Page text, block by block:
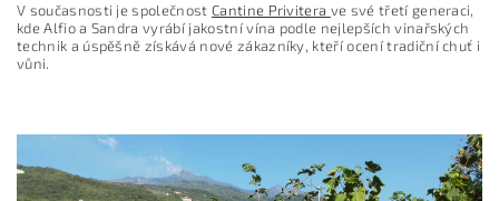
V současnosti je společnost Cantine Privitera ve své třetí generaci,
kde Alfio a Sandra vyrábí jakostní vína podle nejlepších vinařských
technik a úspěšně získává nové zákazníky, kteří ocení tradiční chuť i
vůni.